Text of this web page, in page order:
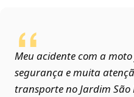
Meu acidente com a
segurança e muita
transporte no Jardim São